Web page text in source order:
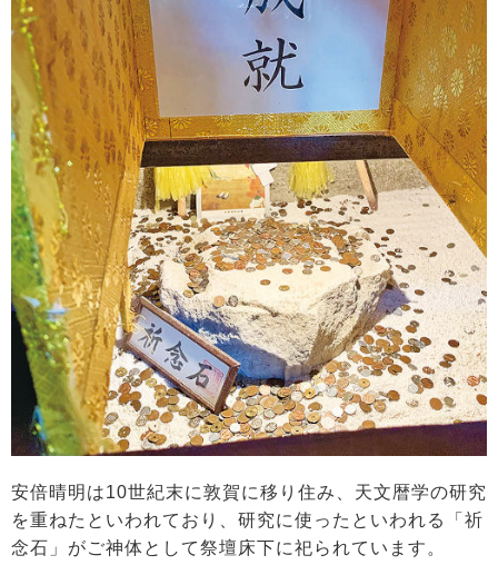
安倍晴明は10世紀末に敦賀に移り住み、天文暦学の研究
を重ねたといわれており、研究に使ったといわれる「祈
念石」がご神体として祭壇床下に祀られています。